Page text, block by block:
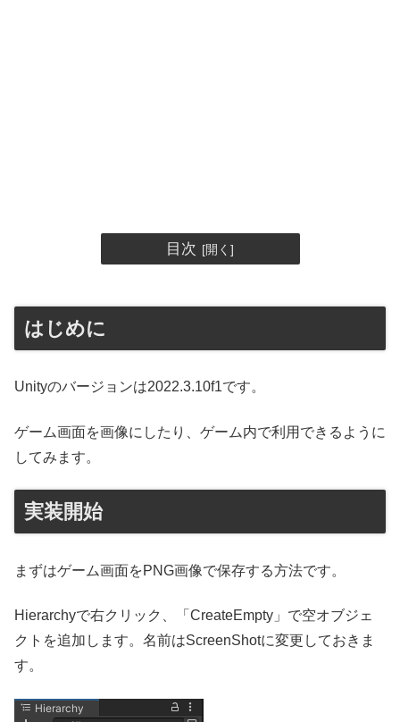
目次
はじめに
Unityのバージョンは2022.3.10f1です。
ゲーム画面を画像にしたり、ゲーム内で利用できるように
してみます。
実装開始
まずはゲーム画面をPNG画像で保存する方法です。
Hierarchyで右クリック、「CreateEmpty」で空オブジェ
クトを追加します。名前はScreenShotに変更しておきま
す。